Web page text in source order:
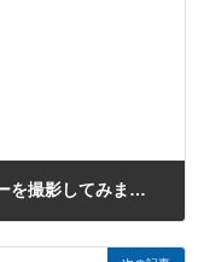
ボディコーティングのビフォーアフターを撮影してみました（メルセデスベンツC）